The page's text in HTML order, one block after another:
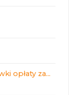
opłaty za...